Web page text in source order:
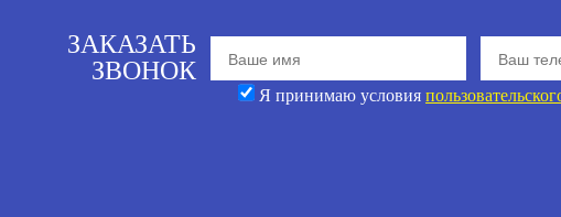
ЗАКАЗАТЬ
ЗВОНОК
Я принимаю условия